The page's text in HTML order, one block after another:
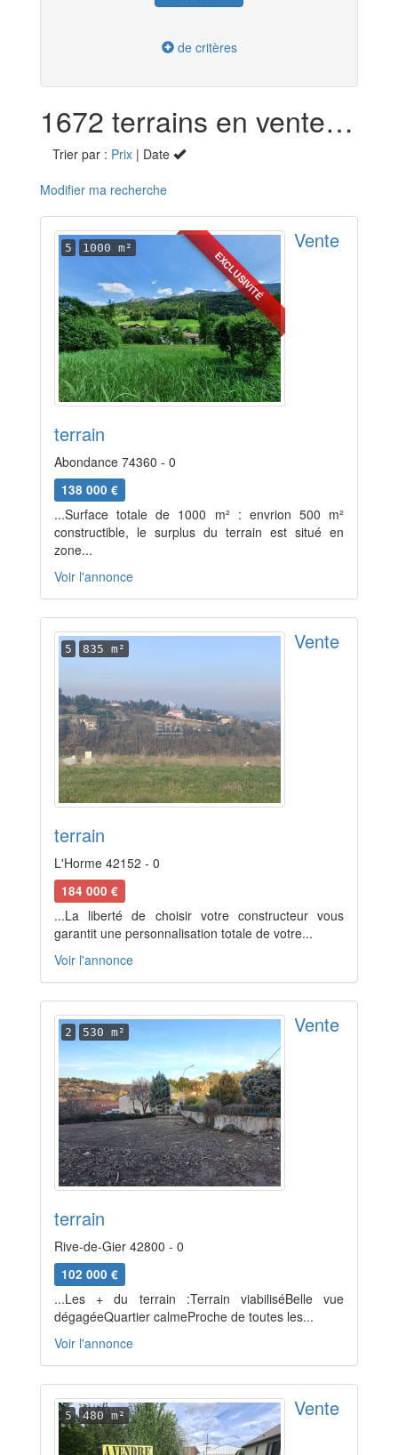
de critères
1672 terrains en vente en Auvergne-Rhône-Alpes
Trier par : Prix | Date
Modifier ma recherche
EXCLUSIVITÉ
5 1000 m² Vente
terrain
Abondance 74360 - 0
138 000 €
...Surface totale de 1000 m² : envrion 500 m²
constructible, le surplus du terrain est situé en
zone...
Voir l'annonce
5 835 m² Vente
terrain
L'Horme 42152 - 0
184 000 €
...La liberté de choisir votre constructeur vous
garantit une personnalisation totale de votre...
Voir l'annonce
2 530 m² Vente
terrain
Rive-de-Gier 42800 - 0
102 000 €
...Les + du terrain :Terrain viabiliséBelle vue
dégagéeQuartier calmeProche de toutes les...
Voir l'annonce
5 480 m² Vente